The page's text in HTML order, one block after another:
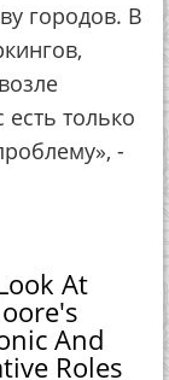
городов. В
только
-
At
And
Roles